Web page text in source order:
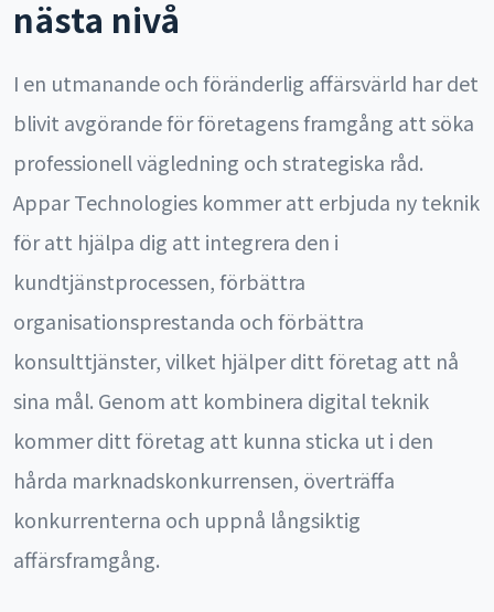
nästa nivå
I en utmanande och föränderlig affärsvärld har det
blivit avgörande för företagens framgång att söka
professionell vägledning och strategiska råd.
Appar Technologies kommer att erbjuda ny teknik
för att hjälpa dig att integrera den i
kundtjänstprocessen, förbättra
organisationsprestanda och förbättra
konsulttjänster, vilket hjälper ditt företag att nå
sina mål. Genom att kombinera digital teknik
kommer ditt företag att kunna sticka ut i den
hårda marknadskonkurrensen, överträffa
konkurrenterna och uppnå långsiktig
affärsframgång.